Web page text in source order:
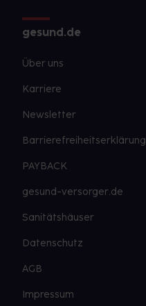
gesund.de
Über uns
Karriere
Newsletter
Barrierefreiheitserklärung
PAYBACK
gesund-versorger.de
Sanitätshäuser
Datenschutz
AGB
Impressum